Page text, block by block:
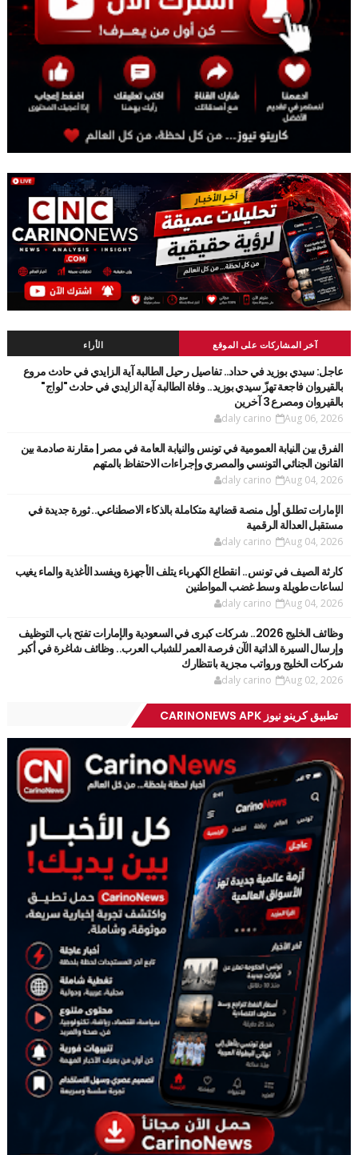
آخر المشاركات على الموقع الأراء
عاجل: سيدي بوزيد في حداد.. تفاصيل رحيل الطالبة آية الزايدي في حادث مروع
بالقيروان فاجعة تهزّ سيدي بوزيد.. وفاة الطالبة آية الزايدي في حادث "لواج"
بالقيروان ومصرع 3 آخرين
daly carino Aug 06, 2026
الفرق بين النيابة العمومية في تونس والنيابة العامة في مصر | مقارنة صادمة بين
القانون الجنائي التونسي والمصري وإجراءات الاحتفاظ بالمتهم
daly carino Aug 04, 2026
الإمارات تطلق أول منصة قضائية متكاملة بالذكاء الاصطناعي.. ثورة جديدة في
مستقبل العدالة الرقمية
daly carino Aug 04, 2026
كارثة الصيف في تونس.. انقطاع الكهرباء يتلف الأجهزة ويفسد الأغذية والماء يغيب
لساعات طويلة وسط غضب المواطنين
daly carino Aug 04, 2026
وظائف الخليج 2026.. شركات كبرى في السعودية والإمارات تفتح باب التوظيف
وإرسال السيرة الذاتية الآن فرصة العمر للشباب العرب.. وظائف شاغرة في أكبر
شركات الخليج ورواتب مجزية بانتظارك
daly carino Aug 02, 2026
تطبيق كرينو نيوز CARINONEWS APK